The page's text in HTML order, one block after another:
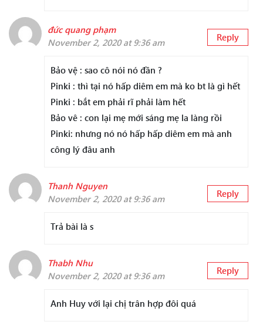
đức quang phạm
November 2, 2020 at 9:36 am
Reply
Bảo vệ : sao cô nói nó đần ?
Pinki : thì tại nó hấp diêm em mà ko bt là gì hết
Pinki : bắt em phải rĩ phải làm hết
Bảo vê : con lại mẹ mới sáng mẹ la làng rồi
Pinki: nhưng nó nó hấp hấp diêm em mà anh
công lý đâu anh
Thanh Nguyen
November 2, 2020 at 9:36 am
Reply
Trả bài là s
Thabh Nhu
November 2, 2020 at 9:36 am
Reply
Anh Huy với lại chị trân hợp đôi quá